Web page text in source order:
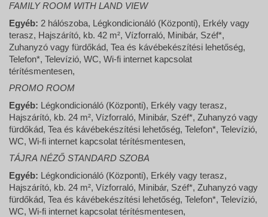
FAMILY ROOM WITH LAND VIEW
Egyéb: 2 hálószoba, Légkondicionáló (Központi), Erkély vagy
terasz, Hajszárító, kb. 42 m², Vízforraló, Minibár, Széf*,
Zuhanyzó vagy fürdőkád, Tea és kávébekészítési lehetőség,
Telefon*, Televízió, WC, Wi-fi internet kapcsolat
térítésmentesen,
PROMO ROOM
Egyéb: Légkondicionáló (Központi), Erkély vagy terasz,
Hajszárító, kb. 24 m², Vízforraló, Minibár, Széf*, Zuhanyzó vagy
fürdőkád, Tea és kávébekészítési lehetőség, Telefon*, Televízió,
WC, Wi-fi internet kapcsolat térítésmentesen,
TÁJRA NÉZŐ STANDARD SZOBA
Egyéb: Légkondicionáló (Központi), Erkély vagy terasz,
Hajszárító, kb. 24 m², Vízforraló, Minibár, Széf*, Zuhanyzó vagy
fürdőkád, Tea és kávébekészítési lehetőség, Telefon*, Televízió,
WC, Wi-fi internet kapcsolat térítésmentesen,